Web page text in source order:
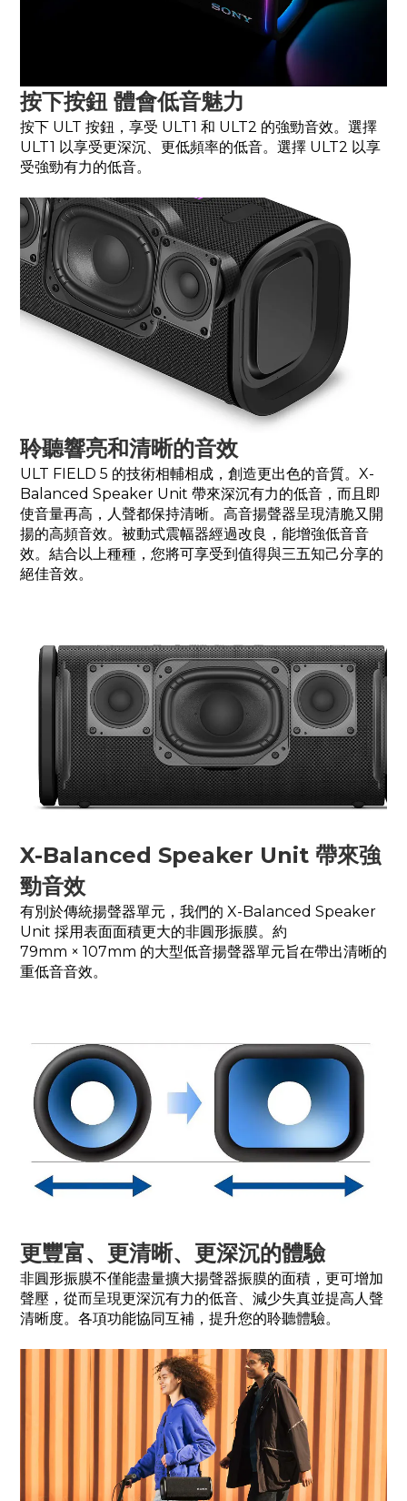
按下按鈕 體會低音魅力
按下 ULT 按鈕，享受 ULT1 和 ULT2 的強勁音效。選擇
ULT1 以享受更深沉、更低頻率的低音。選擇 ULT2 以享
受強勁有力的低音。
聆聽響亮和清晰的音效
ULT FIELD 5 的技術相輔相成，創造更出色的音質。X-
Balanced Speaker Unit 帶來深沉有力的低音，而且即
使音量再高，人聲都保持清晰。高音揚聲器呈現清脆又開
揚的高頻音效。被動式震幅器經過改良，能增強低音音
效。結合以上種種，您將可享受到值得與三五知己分享的
絕佳音效。
X-Balanced Speaker Unit 帶來強
勁音效
有別於傳統揚聲器單元，我們的 X-Balanced Speaker
Unit 採用表面面積更大的非圓形振膜。約
79mm × 107mm 的大型低音揚聲器單元旨在帶出清晰的
重低音音效。
更豐富、更清晰、更深沉的體驗
非圓形振膜不僅能盡量擴大揚聲器振膜的面積，更可增加
聲壓，從而呈現更深沉有力的低音、減少失真並提高人聲
清晰度。各項功能協同互補，提升您的聆聽體驗。